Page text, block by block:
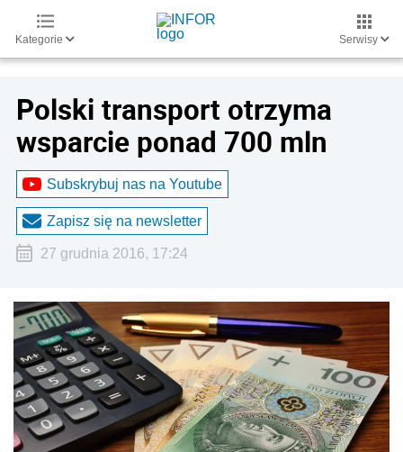
Kategorie Serwisy
Polski transport otrzyma
wsparcie ponad 700 mln
Subskrybuj nas na Youtube
Zapisz się na newsletter
27 grudnia 2016, 17:24